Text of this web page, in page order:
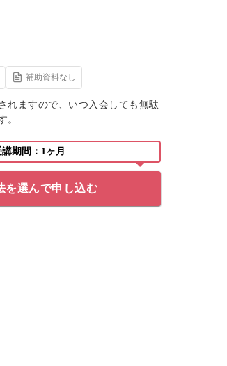
補助資料なし
れますので、いつ入会しても無駄
。
講期間：1ヶ月
を選んで申し込む